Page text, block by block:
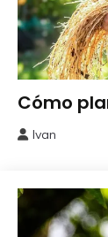
Como
Sembrar
o
Cómo
2026
Ivan